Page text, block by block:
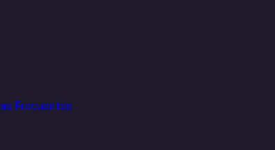
Frecuentes